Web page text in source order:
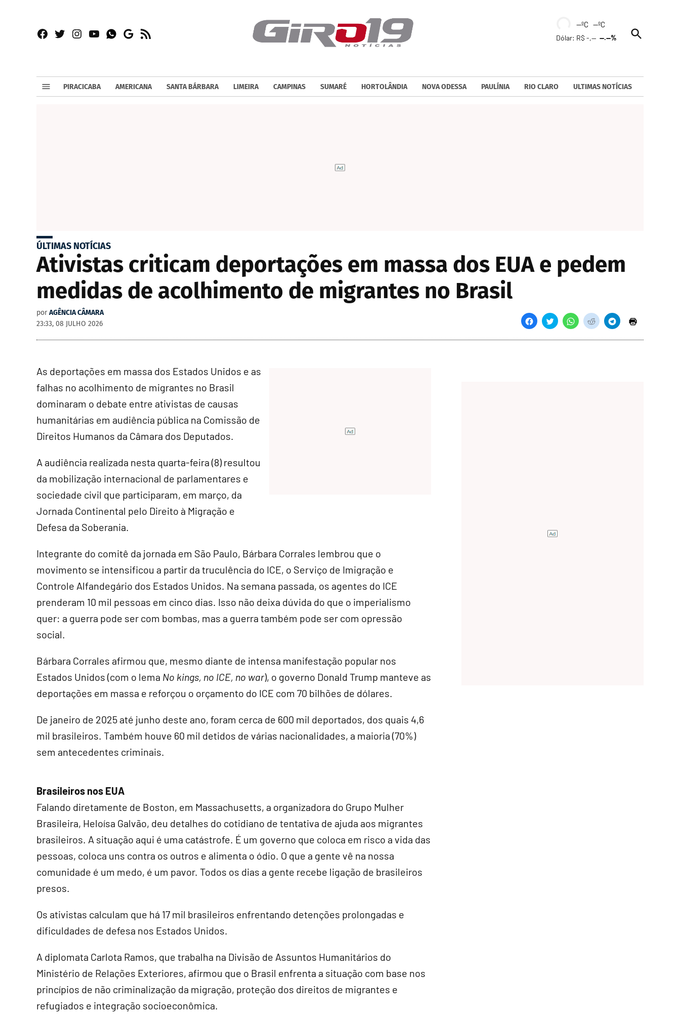
Facebook
TwitterInstagram
YouTubeWhatsapp
Google
RSS
--ºC --ºC
Dólar: R$ -,----.--%
Open
Search
PIRACICABA AMERICANA SANTA BÁRBARA LIMEIRA CAMPINAS SUMARÉ HORTOLÂNDIA NOVA ODESSA PAULÍNIA RIO CLARO ULTIMAS NOTÍCIAS
ÚLTIMAS NOTÍCIAS
Ativistas criticam deportações em massa dos EUA e pedem
medidas de acolhimento de migrantes no Brasil
por AGÊNCIA CÂMARA
23:33, 08 JULHO 2026
As deportações em massa dos Estados Unidos e as
falhas no acolhimento de migrantes no Brasil
dominaram o debate entre ativistas de causas
humanitárias em audiência pública na Comissão de
Direitos Humanos da Câmara dos Deputados.
A audiência realizada nesta quarta-feira (8) resultou
da mobilização internacional de parlamentares e
sociedade civil que participaram, em março, da
Jornada Continental pelo Direito à Migração e
Defesa da Soberania.
Integrante do comitê da jornada em São Paulo, Bárbara Corrales lembrou que o
movimento se intensificou a partir da truculência do ICE, o Serviço de Imigração e
Controle Alfandegário dos Estados Unidos. Na semana passada, os agentes do ICE
prenderam 10 mil pessoas em cinco dias. Isso não deixa dúvida do que o imperialismo
quer: a guerra pode ser com bombas, mas a guerra também pode ser com opressão
social.
Bárbara Corrales afirmou que, mesmo diante de intensa manifestação popular nos
Estados Unidos (com o lema No kings, no ICE, no war), o governo Donald Trump manteve as
deportações em massa e reforçou o orçamento do ICE com 70 bilhões de dólares.
De janeiro de 2025 até junho deste ano, foram cerca de 600 mil deportados, dos quais 4,6
mil brasileiros. Também houve 60 mil detidos de várias nacionalidades, a maioria (70%)
sem antecedentes criminais.
Brasileiros nos EUA
Falando diretamente de Boston, em Massachusetts, a organizadora do Grupo Mulher
Brasileira, Heloísa Galvão, deu detalhes do cotidiano de tentativa de ajuda aos migrantes
brasileiros. A situação aqui é uma catástrofe. É um governo que coloca em risco a vida das
pessoas, coloca uns contra os outros e alimenta o ódio. O que a gente vê na nossa
comunidade é um medo, é um pavor. Todos os dias a gente recebe ligação de brasileiros
presos.
Os ativistas calculam que há 17 mil brasileiros enfrentando detenções prolongadas e
dificuldades de defesa nos Estados Unidos.
A diplomata Carlota Ramos, que trabalha na Divisão de Assuntos Humanitários do
Ministério de Relações Exteriores, afirmou que o Brasil enfrenta a situação com base nos
princípios de não criminalização da migração, proteção dos direitos de migrantes e
refugiados e integração socioeconômica.